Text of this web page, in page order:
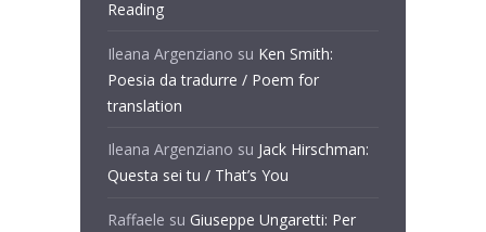
Reading
Ileana Argenziano su Ken Smith:
Poesia da tradurre / Poem for
translation
Ileana Argenziano su Jack Hirschman:
Questa sei tu / That’s You
Raffaele su Giuseppe Ungaretti: Per